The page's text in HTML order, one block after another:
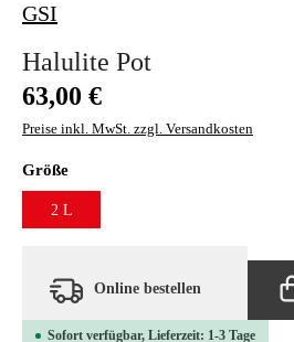
GSI
Halulite Pot
Regulärer Preis:
63,00 €
Preise inkl. MwSt. zzgl. Versandkosten
Größeauswählen
2 L
Online bestellen
Sofort verfügbar, Lieferzeit: 1-3 Tage